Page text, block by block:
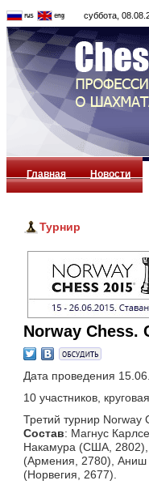
суббота,
Главная Новости
Турнир
Norway Chess.
Дата проведения
10 участников,
Третий турнир Norway
Состав: Магнус
Накамура (США, 2802),
(Армения, 2780),
(Норвегия, 2677).